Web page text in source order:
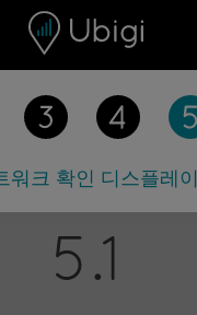
이션 바 하단
워크 확인 디스플레이